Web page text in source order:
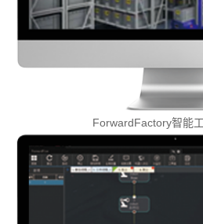
ForwardFactory智能